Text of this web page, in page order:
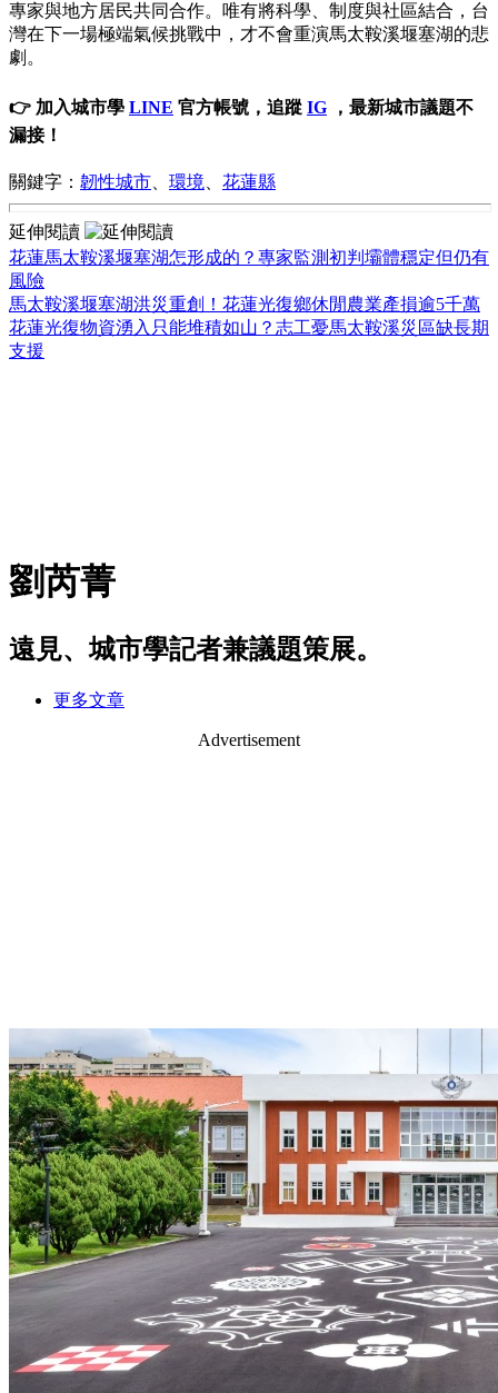
專家與地方居民共同合作。唯有將科學、制度與社區結合，台
灣在下一場極端氣候挑戰中，才不會重演馬太鞍溪堰塞湖的悲
劇。
👉 加入城市學 LINE 官方帳號，追蹤 IG ，最新城市議題不
漏接！
關鍵字： 韌性城市 環境 花蓮縣
延伸閱讀
花蓮馬太鞍溪堰塞湖怎形成的？專家監測初判壩體穩定但仍有
風險
馬太鞍溪堰塞湖洪災重創！花蓮光復鄉休閒農業產損逾5千萬
花蓮光復物資湧入只能堆積如山？志工憂馬太鞍溪災區缺長期
支援
劉芮菁
遠見、城市學記者兼議題策展。
更多文章
Advertisement